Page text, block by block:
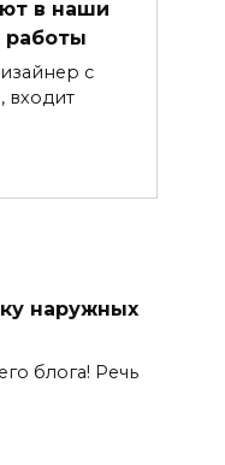
в наши
работы
с
входит
наружных
блога! Речь